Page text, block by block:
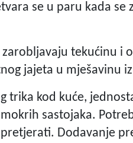
se u paru kada se
zarobljavaju tekućinu i
jajeta u mješavinu
trika kod kuće,
sastojaka.
Dodavanje